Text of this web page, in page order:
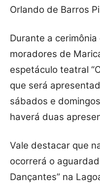
Orlando de Barros
Durante a
moradores de
espetáculo teatral
que será
sábados e
haverá duas
Vale destacar que
ocorrerá o
Dançantes” na